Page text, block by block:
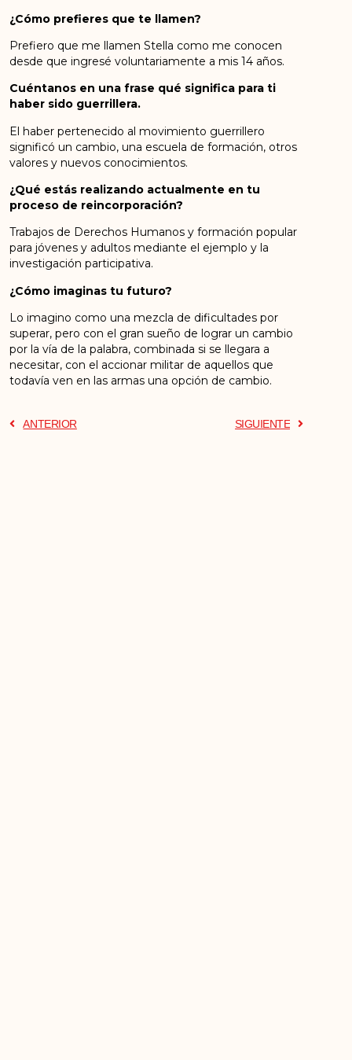
¿Cómo prefieres que te llamen?
Prefiero que me llamen Stella como me conocen
desde que ingresé voluntariamente a mis 14 años.
Cuéntanos en una frase qué significa para ti
haber sido guerrillera.
El haber pertenecido al movimiento guerrillero
significó un cambio, una escuela de formación, otros
valores y nuevos conocimientos.
¿Qué estás realizando actualmente en tu
proceso de reincorporación?
Trabajos de Derechos Humanos y formación popular
para jóvenes y adultos mediante el ejemplo y la
investigación participativa.
¿Cómo imaginas tu futuro?
Lo imagino como una mezcla de dificultades por
superar, pero con el gran sueño de lograr un cambio
por la vía de la palabra, combinada si se llegara a
necesitar, con el accionar militar de aquellos que
todavía ven en las armas una opción de cambio.
ANTERIOR SIGUIENTE